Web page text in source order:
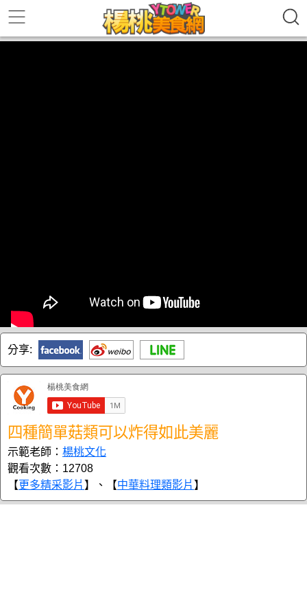
分享:
四種簡單菇類可以炸得如此美麗
示範老師： 楊桃文化
觀看次數：12708
【更多精采影片 】、【中華料理類影片 】